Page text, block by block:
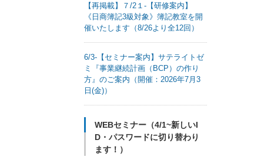
【再掲載】７/2１-【研修案内】
《日商簿記3級対象》簿記教室を開
催いたします（8/26より全12回）
6/3-【セミナー案内】サテライトゼ
ミ『事業継続計画（BCP）の作り
方』のご案内（開催：2026年7月3
日(金)）
WEBセミナー（4/1~新しいI
D・パスワードに切り替わり
ます！）